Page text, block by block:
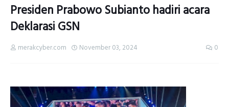
Presiden Prabowo Subianto hadiri acara
Deklarasi GSN
merakcyber.com November 03, 2024 0